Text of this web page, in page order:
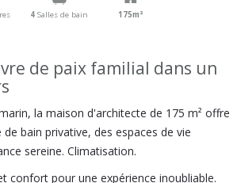
4 Salles de bain 175m²
de paix familial dans un
la maison d'architecte de 175 m² offre
bain privative, des espaces de vie
sereine. Climatisation.
confort pour une expérience inoubliable.